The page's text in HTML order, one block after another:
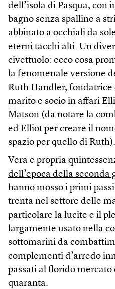
dell’isola di Pasqua, con
bagno senza spalline a
abbinato a occhiali da
eterni tacchi alti. Un
civettuolo: ecco cosa
la fenomenale versione
Ruth Handler, fondatrice
marito e socio in affari
Matson (da notare la
ed Elliot per creare il
spazio per quello di Ruth).
Vera e propria
dell’epoca della seconda
hanno mosso i primi
trenta nel settore delle
particolare la lucite e il
largamente usato nella
sottomarini da
complementi d’arredo
passati al florido
quaranta.